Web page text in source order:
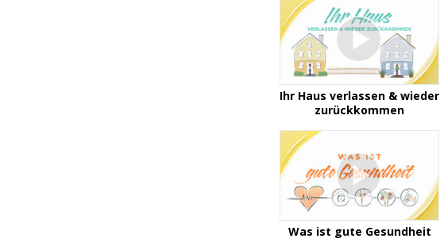
Ihr Haus verlassen & wieder
zurückkommen
Was ist gute Gesundheit